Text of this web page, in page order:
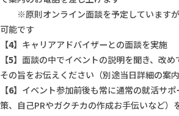
※原則オンライン面談を予定していますが
可能です
【4】 キャリアアドバイザーとの面談を実施
【5】 面談の中でイベントの説明を聞き、改
その旨をお伝えください（別途当日詳細の案
【6】 イベント参加前後も常に通常の就活サ
策、自己PRやガクチカの作成お手伝いなど）